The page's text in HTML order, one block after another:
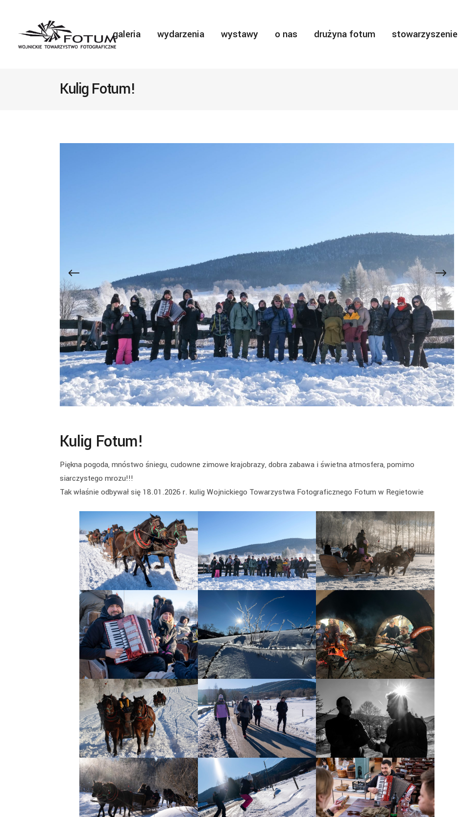
galeria wydarzenia wystawy o nas drużyna fotum stowarzyszenie
Kulig Fotum!
Kulig Fotum!
Piękna pogoda, mnóstwo śniegu, cudowne zimowe krajobrazy, dobra zabawa i świetna atmosfera, pomimo
siarczystego mrozu!!!
Tak właśnie odbywał się 18.01.2026 r. kulig Wojnickiego Towarzystwa Fotograficznego Fotum w Regietowie